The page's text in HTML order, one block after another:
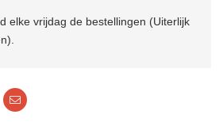
elke vrijdag de bestellingen (Uiterlijk
Email